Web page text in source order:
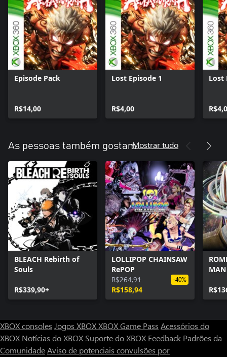
Episode Pack
R$14,00
Lost Episode 1
R$4,00
Lost
As pessoas também gostamMostrar tudo
BLEACH Rebirth of
Souls
R$339,90+
LOLLIPOP CHAINSAW
RePOP
R$264,91
R$158,94
-40%
MAN
XBOX consoles Jogos XBOXXBOX Game Pass Acessórios do
XBOX Notícias do XBOX Suporte do XBOX Feedback Padrões da
ComunidadeAviso de potenciais convulsões por